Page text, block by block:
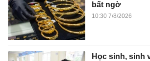
bất ngờ
10:30 7/8/2026
Học sinh, sinh